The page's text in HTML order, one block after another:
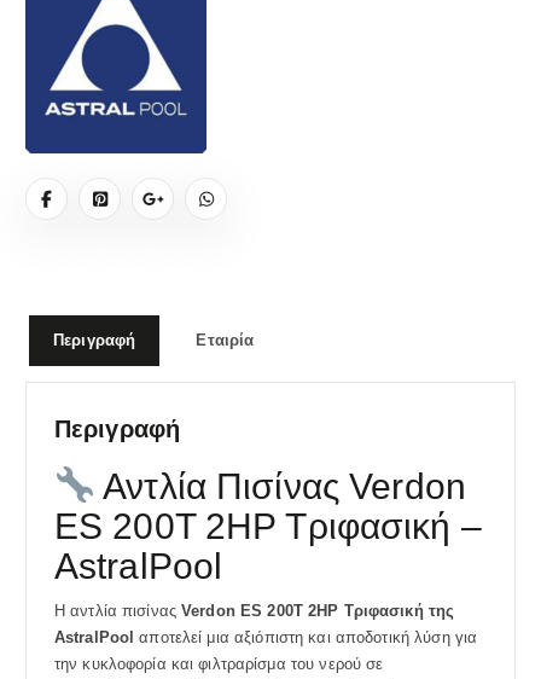
Περιγραφή Εταιρία
Περιγραφή
Αντλία Πισίνας Verdon
ES 200T 2HP Τριφασική –
AstralPool
Η αντλία πισίναςVerdon ES 200T 2HP Τριφασική της
AstralPool αποτελεί μια αξιόπιστη και αποδοτική λύση για
την κυκλοφορία και φιλτραρίσμα του νερού σε